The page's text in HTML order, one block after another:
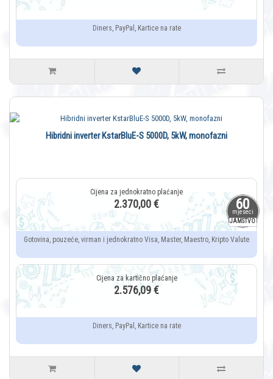
Diners, PayPal, Kartice na rate
60
mjeseci
JAMSTVO
Hibridni inverter KstarBluE-S 5000D, 5kW, monofazni
2.370,00 €
Gotovina, pouzeće, virman i jednokratno Visa, Master, Maestro, Kripto Valute
2.576,09 €
Diners, PayPal, Kartice na rate